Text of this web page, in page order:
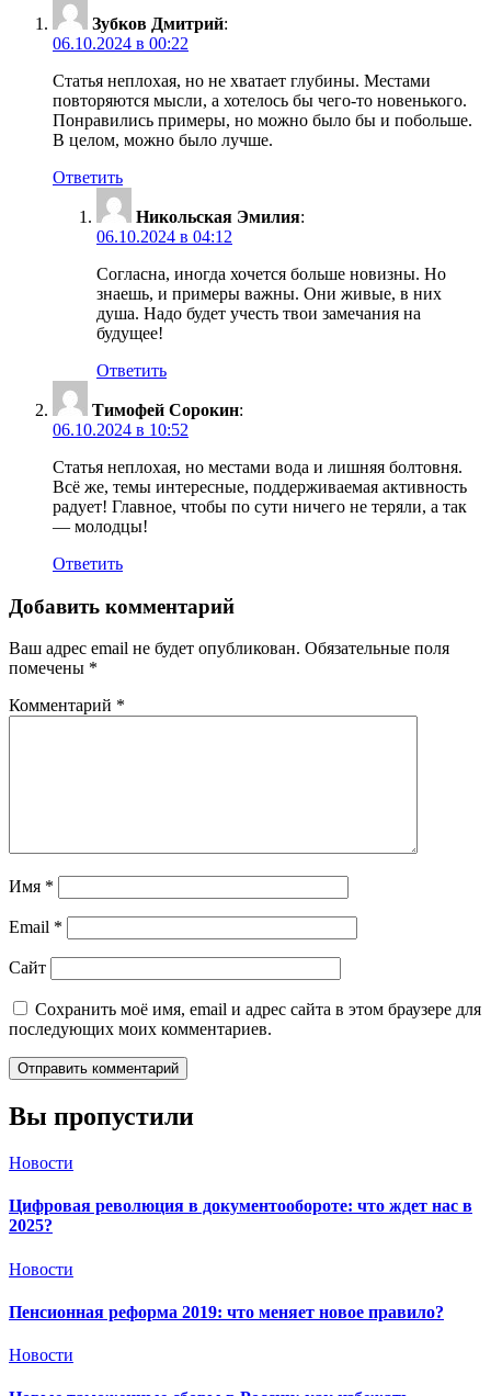
Зубков Дмитрий:
06.10.2024 в 00:22
Статья неплохая, но не хватает глубины. Местами
повторяются мысли, а хотелось бы чего-то новенького.
Понравились примеры, но можно было бы и побольше.
В целом, можно было лучше.
Ответить
Никольская Эмилия:
06.10.2024 в 04:12
Согласна, иногда хочется больше новизны. Но
знаешь, и примеры важны. Они живые, в них
душа. Надо будет учесть твои замечания на
будущее!
Ответить
Тимофей Сорокин:
06.10.2024 в 10:52
Статья неплохая, но местами вода и лишняя болтовня.
Всё же, темы интересные, поддерживаемая активность
радует! Главное, чтобы по сути ничего не теряли, а так
— молодцы!
Ответить
Добавить комментарий
Ваш адрес email не будет опубликован. Обязательные поля
помечены *
Комментарий *
Имя *
Email *
Сайт
Сохранить моё имя, email и адрес сайта в этом браузере для
последующих моих комментариев.
Вы пропустили
Новости
Цифровая революция в документообороте: что ждет нас в
2025?
Новости
Пенсионная реформа 2019: что меняет новое правило?
Новости